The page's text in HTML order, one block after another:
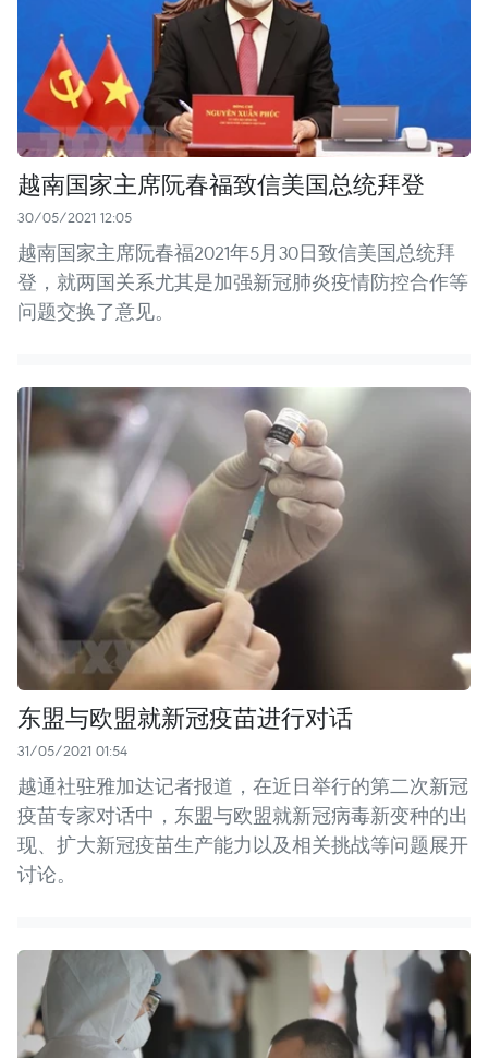
越南国家主席阮春福致信美国总统拜登
30/05/2021 12:05
越南国家主席阮春福2021年5月30日致信美国总统拜
登，就两国关系尤其是加强新冠肺炎疫情防控合作等
问题交换了意见。
东盟与欧盟就新冠疫苗进行对话
31/05/2021 01:54
越通社驻雅加达记者报道，在近日举行的第二次新冠
疫苗专家对话中，东盟与欧盟就新冠病毒新变种的出
现、扩大新冠疫苗生产能力以及相关挑战等问题展开
讨论。